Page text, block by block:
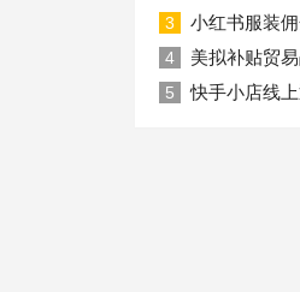
3 小红书服装
4 美拟补贴贸
5 快手小店线